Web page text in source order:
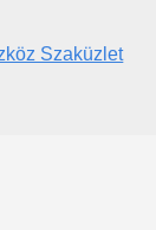
Szaküzlet